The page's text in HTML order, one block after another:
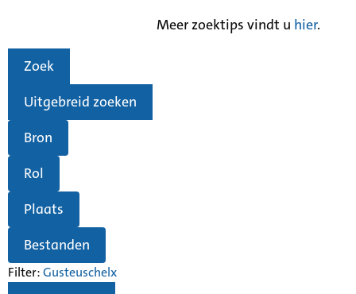
Meer zoektips vindt u hier.
Zoek
Uitgebreid zoeken
Bron
Rol
Plaats
Bestanden
Filter:Gusteuschelx